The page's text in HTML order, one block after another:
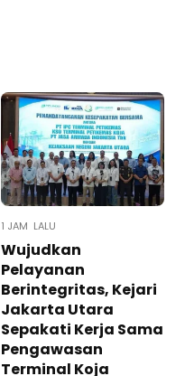
1 JAM LALU
Wujudkan
Pelayanan
Berintegritas, Kejari
Jakarta Utara
Sepakati Kerja Sama
Pengawasan
Terminal Koja